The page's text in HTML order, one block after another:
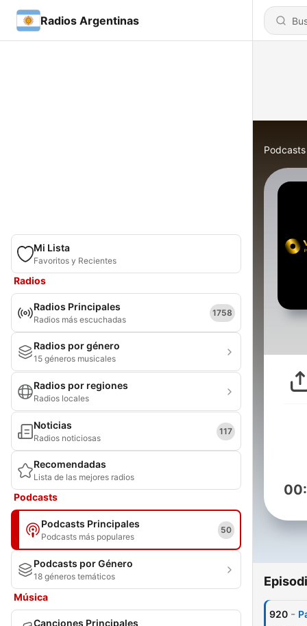
Radios Argentinas
Mi Lista
Favoritos y Recientes
Radios
Radios Principales
Radios más escuchadas
1758
Radios por género
15 géneros musicales
Radios por regiones
Radios locales
Noticias
Radios noticiosas
117
Recomendadas
Lista de las mejores radios
Podcasts
Podcasts Principales
Podcasts más populares
50
Podcasts por Género
18 géneros temáticos
Música
Canciones Principales
Podcasts
920 -